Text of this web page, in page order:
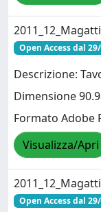
Open Access dal
Descrizione:
Dimensione
Formato Adobe
Visualizza/Apri
Open Access dal